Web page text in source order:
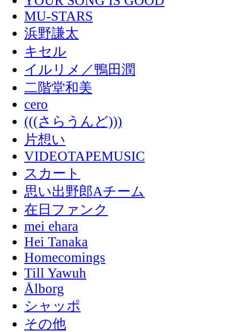
MU-STARS
浜野謙太
キセル
イルリメ／鴨田潤
二階堂和美
cero
(((さらうんど)))
片想い
VIDEOTAPEMUSIC
スカート
思い出野郎Aチーム
在日ファンク
mei ehara
Hei Tanaka
Homecomings
Till Yawuh
Ålborg
シャッポ
その他